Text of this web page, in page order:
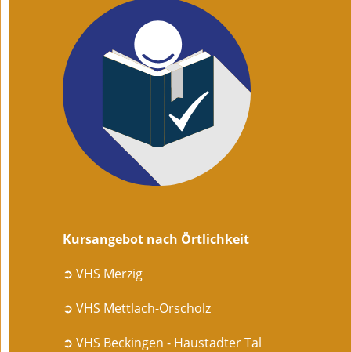
Kursangebot nach Örtlichkeit
➲ VHS Merzig
➲ VHS Mettlach-Orscholz
➲ VHS Beckingen - Haustadter Tal